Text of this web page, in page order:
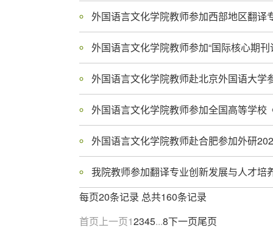
每页20条记录 总共160条记录
首页 上一页12345...8下一页尾页